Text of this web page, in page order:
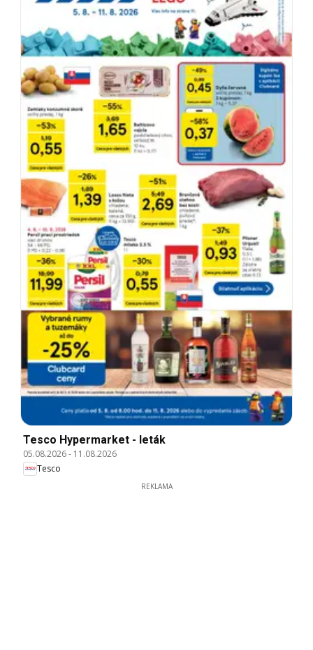
Tesco Hypermarket - leták
05.08.2026- 11.08.2026
Tesco
REKLAMA